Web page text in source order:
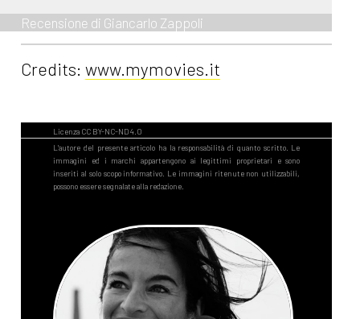
Recensione di Giancarlo Zappoli
Credits:www.mymovies.it